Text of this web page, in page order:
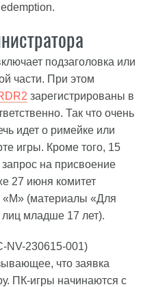
подзаголовка или
части. При этом
зарегистрированы в
Так что очень
идет о римейке или
игры. Кроме того, 15
на присвоение
27 июня комитет
«M» (материалы «Для
младше 17 лет).
NV-230615-001)
что заявка
ПК-игры начинаются с